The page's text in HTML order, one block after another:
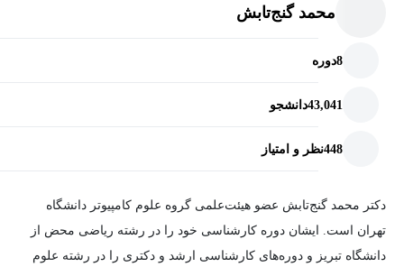
محمد گنج‌تابش
8دوره
43,041دانشجو
448نظر و امتیاز
دکتر محمد گنج‌تابش عضو هیئت‌علمی گروه علوم کامپیوتر دانشگاه
تهران است. ایشان دوره کارشناسی خود را در رشته ریاضی محض از
دانشگاه تبریز و دوره‌های کارشناسی ارشد و دکتری را در رشته علوم